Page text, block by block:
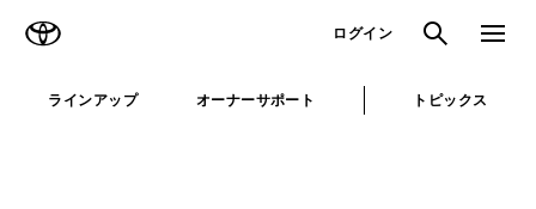
ログイン 検索 メニュ
ラインアップ オーナーサポート トピックス